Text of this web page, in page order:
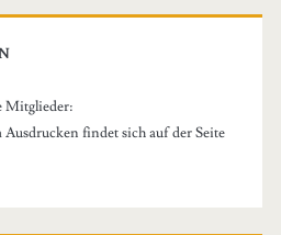
Mitglieder:
findet sich auf der Seite